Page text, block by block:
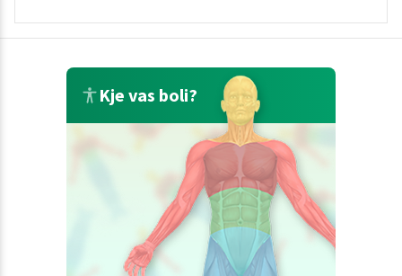
Kje vas boli?